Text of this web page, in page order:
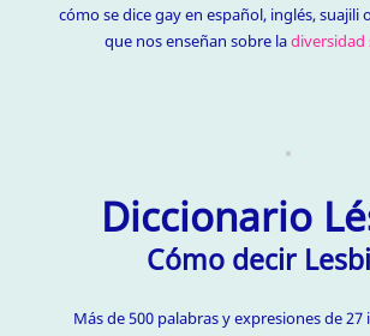
cómo se dice gay en español, inglés, suajili
que nos enseñan sobre ladiversidad
Diccionario
Cómo decir
Más de 500 palabras y expresiones de